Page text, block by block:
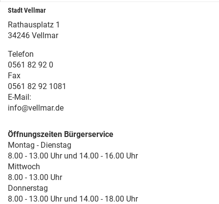
Stadt Vellmar
Rathausplatz 1
34246 Vellmar
Telefon
0561 82 92 0
Fax
0561 82 92 1081
E-Mail:
info@vellmar.de
Öffnungszeiten Bürgerservice
Montag - Dienstag
8.00 - 13.00 Uhr und 14.00 - 16.00 Uhr
Mittwoch
8.00 - 13.00 Uhr
Donnerstag
8.00 - 13.00 Uhr und 14.00 - 18.00 Uhr